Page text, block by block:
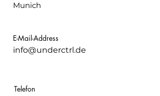
Munich
E-Mail-Address
info@underctrl.de
Telefon